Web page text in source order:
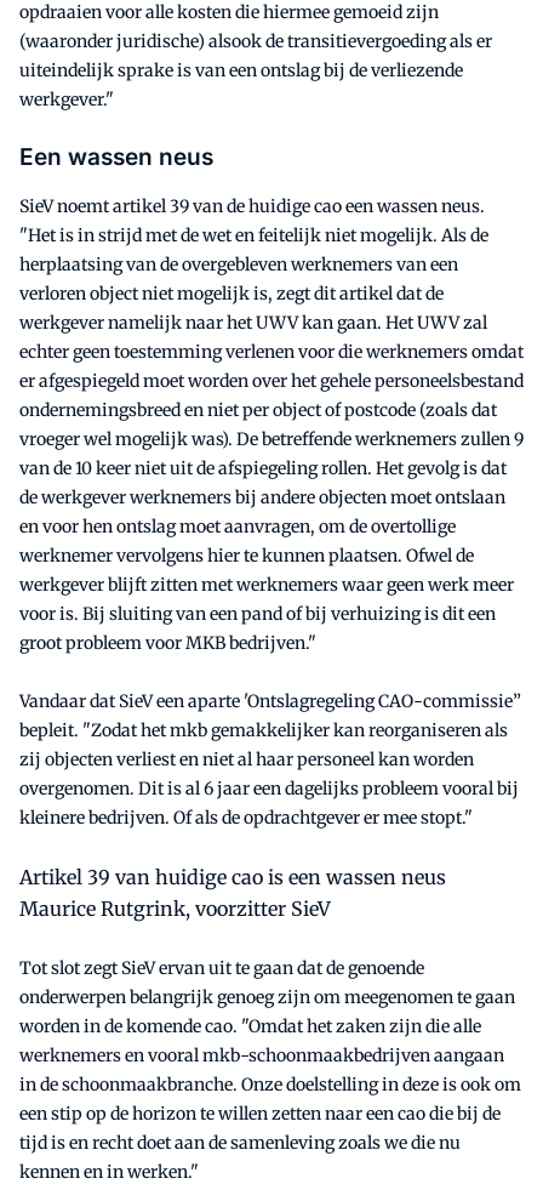
opdraaien voor alle kosten die hiermee gemoeid zijn
(waaronder juridische) alsook de transitievergoeding als er
uiteindelijk sprake is van een ontslag bij de verliezende
werkgever."
Een wassen neus
SieV noemt artikel 39 van de huidige cao een wassen neus.
"Het is in strijd met de wet en feitelijk niet mogelijk. Als de
herplaatsing van de overgebleven werknemers van een
verloren object niet mogelijk is, zegt dit artikel dat de
werkgever namelijk naar het UWV kan gaan. Het UWV zal
echter geen toestemming verlenen voor die werknemers omdat
er afgespiegeld moet worden over het gehele personeelsbestand
ondernemingsbreed en niet per object of postcode (zoals dat
vroeger wel mogelijk was). De betreffende werknemers zullen 9
van de 10 keer niet uit de afspiegeling rollen. Het gevolg is dat
de werkgever werknemers bij andere objecten moet ontslaan
en voor hen ontslag moet aanvragen, om de overtollige
werknemer vervolgens hier te kunnen plaatsen. Ofwel de
werkgever blijft zitten met werknemers waar geen werk meer
voor is. Bij sluiting van een pand of bij verhuizing is dit een
groot probleem voor MKB bedrijven."
Vandaar dat SieV een aparte 'Ontslagregeling CAO-commissie”
bepleit. "Zodat het mkb gemakkelijker kan reorganiseren als
zij objecten verliest en niet al haar personeel kan worden
overgenomen. Dit is al 6 jaar een dagelijks probleem vooral bij
kleinere bedrijven. Of als de opdrachtgever er mee stopt."
Artikel 39 van huidige cao is een wassen neus
Maurice Rutgrink, voorzitter SieV
Tot slot zegt SieV ervan uit te gaan dat de genoende
onderwerpen belangrijk genoeg zijn om meegenomen te gaan
worden in de komende cao. "Omdat het zaken zijn die alle
werknemers en vooral mkb-schoonmaakbedrijven aangaan
in de schoonmaakbranche. Onze doelstelling in deze is ook om
een stip op de horizon te willen zetten naar een cao die bij de
tijd is en recht doet aan de samenleving zoals we die nu
kennen en in werken."